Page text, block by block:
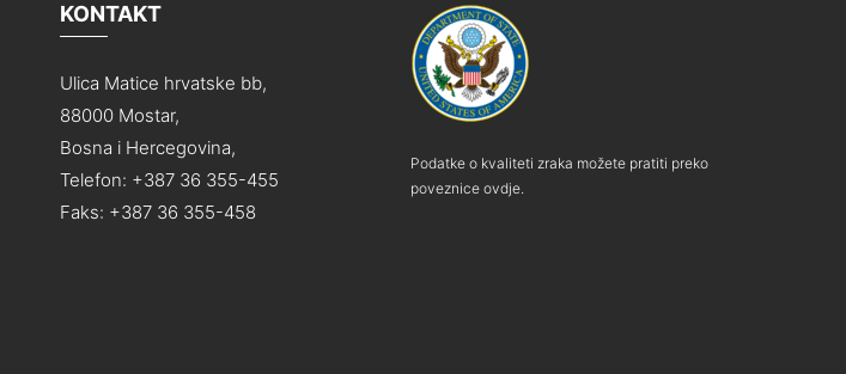
KONTAKT
Ulica Matice hrvatske bb,
88000 Mostar,
Bosna i Hercegovina,
Telefon: +387 36 355-455
Faks: +387 36 355-458
Podatke o kvaliteti zraka možete pratiti preko
poveznice ovdje.